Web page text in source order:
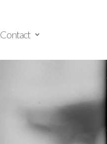
Contact